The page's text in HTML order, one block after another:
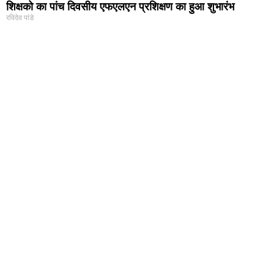
शिक्षको का पांच दिवसीय एफएलएन प्रशिक्षण का हुआ शुभारंभ
रविदेव पांडे